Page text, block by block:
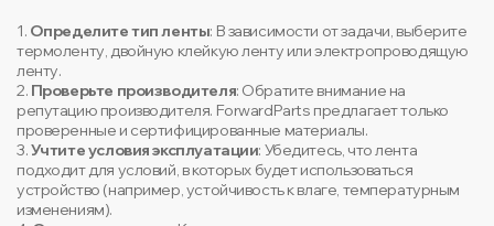
1. Определите тип ленты: В зависимости от задачи, выберите
термоленту, двойную клейкую ленту или электропроводящую
ленту.
2. Проверьте производителя: Обратите внимание на
репутацию производителя. ForwardParts предлагает только
проверенные и сертифицированные материалы.
3.Учтите условия эксплуатации: Убедитесь, что лента
подходит для условий, в которых будет использоваться
устройство (например, устойчивость к влаге, температурным
изменениям).